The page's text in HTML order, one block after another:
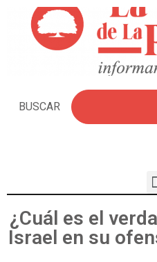
BUSCAR
¿Cuál es el
Israel en su